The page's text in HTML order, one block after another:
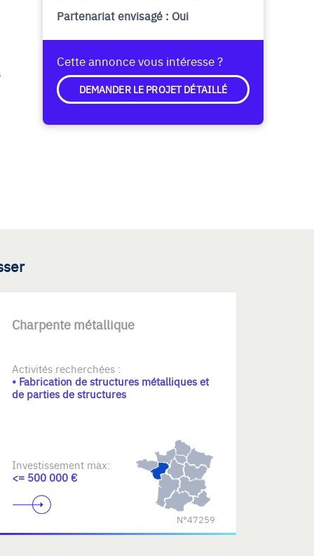
Partenariat envisagé : Oui
Cette annonce vous intéresse ?
DEMANDER LE PROJET DÉTAILLÉ
Charpente métallique
Activités recherchées :
• Fabrication de structures métalliques et
de parties de structures
Investissement max:
<= 500 000 €
N°47259